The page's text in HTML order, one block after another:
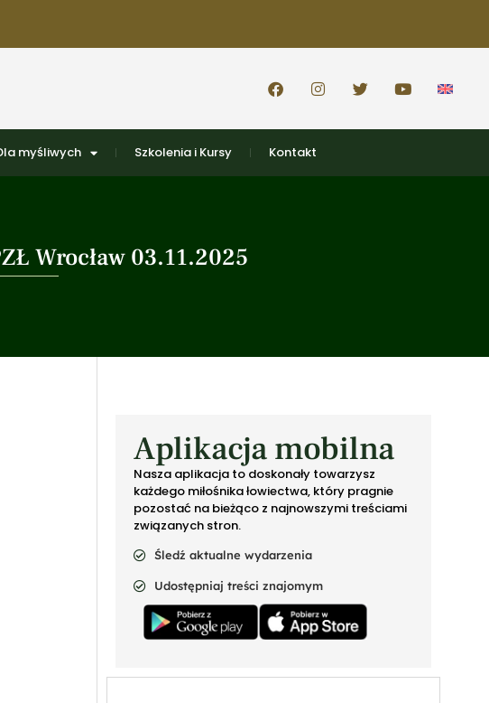
myśliwych Szkolenia i Kursy Kontakt
Wrocław 03.11.2025
Aplikacja mobilna
Nasza aplikacja to doskonały towarzysz
każdego miłośnika łowiectwa, który pragnie
pozostać na bieżąco z najnowszymi treściami
związanych stron.
Śledź aktualne wydarzenia
Udostępniaj treści znajomym